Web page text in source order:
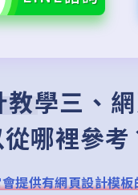
學三、
哪裡參考
提供有網頁設計模